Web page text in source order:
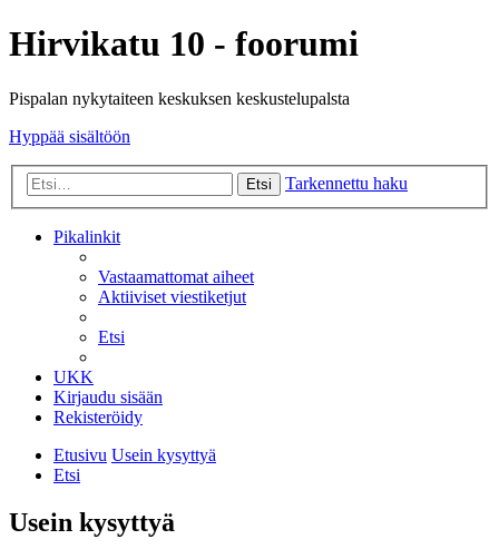
Hirvikatu 10 - foorumi
Pispalan nykytaiteen keskuksen keskustelupalsta
Hyppää sisältöön
Etsi Tarkennettu haku
Pikalinkit
Vastaamattomat aiheet
Aktiiviset viestiketjut
Etsi
UKK
Kirjaudu sisään
Rekisteröidy
Etusivu Usein kysyttyä
Etsi
Usein kysyttyä